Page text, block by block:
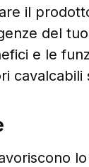
il
del
e le
cavalcabili